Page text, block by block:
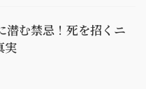
潜む禁忌！死を招くニ
実